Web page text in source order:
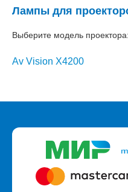
Лампы для
Выберите модель проектора:
Av Vision X4200